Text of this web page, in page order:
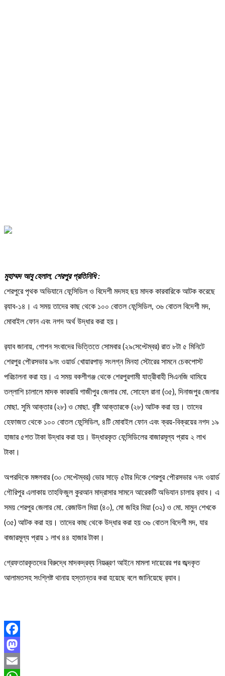
মুহাম্মদ আবু হেলাল, শেরপুর প্রতিনিধি :
শেরপুরে পৃথক অভিযানে ফেন্সিডিল ও বিদেশী মদসহ ছয় মাদক কারবারিকে আটক করেছে
র‌্যাব-১৪। এ সময় তাদের কাছ থেকে ১০০ বোতল ফেন্সিডিল, ৩৬ বোতল বিদেশী মদ,
মোবাইল ফোন এবং নগদ অর্থ উদ্ধার করা হয়।
র‌্যাব জানায়, গোপন সংবাদের ভিত্তিতে সোমবার (২৯সেপ্টেম্বর) রাত ৮টা ৫ মিনিটে
শেরপুর পৌরসভার ৯নং ওয়ার্ড খোয়ারপাড় সংলগ্ন মিনহা স্টোরের সামনে চেকপোস্ট
পরিচালনা করা হয়। এ সময় বকশীগঞ্জ থেকে শেরপুরগামী যাত্রীবাহী সিএনজি থামিয়ে
তল্লাশি চালালে মাদক কারবারি গাজীপুর জেলার মো. সোহেল রানা (৩৫), দিনাজপুর জেলার
মোছা. সুমি আক্তার (২৮) ও মোছা. বৃষ্টি আক্তারকে (২৮) আটক করা হয়। তাদের
হেফাজত থেকে ১০০ বোতল ফেন্সিডিল, ৪টি মোবাইল ফোন এবং ক্রয়-বিক্রয়ের নগদ ১৯
হাজার ৫শত টাকা উদ্ধার করা হয়। উদ্ধারকৃত ফেন্সিডিলের বাজারমূল্য প্রায় ২ লাখ
টাকা।
অপরদিকে মঙ্গলবার (৩০ সেপ্টেম্বর) ভোর সাড়ে ৫টার দিকে শেরপুর পৌরসভার ৭নং ওয়ার্ড
গৌরিপুর এলাকায় তাহফিজুল কুরআন মাদ্রাসার সামনে আরেকটি অভিযান চালায় র‌্যাব। এ
সময় শেরপুর জেলার মো. রেজাউল মিয়া (৪০), মো জহির মিয়া (৩২) ও মো. মামুন শেখকে
(৩৫) আটক করা হয়। তাদের কাছ থেকে উদ্ধার করা হয় ৩৬ বোতল বিদেশী মদ, যার
বাজারমূল্য প্রায় ১ লাখ ৪৪ হাজার টাকা।
গ্রেফতারকৃতদের বিরুদ্ধে মাদকদ্রব্য নিয়ন্ত্রণ আইনে মামলা দায়েরের পর জব্দকৃত
আলামতসহ সংশ্লিষ্ট থানায় হস্তান্তর করা হয়েছে বলে জানিয়েছে র‌্যাব।
Facebook
Mastodon